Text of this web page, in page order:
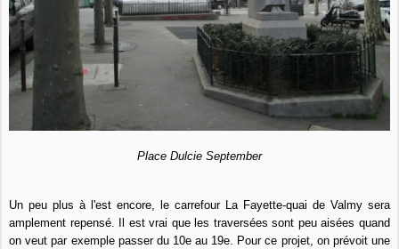
Place Dulcie September
Un peu plus à l'est encore, le carrefour La Fayette-quai de Valmy sera
amplement repensé. Il est vrai que les traversées sont peu aisées quand
on veut par exemple passer du 10e au 19e. Pour ce projet, on prévoit une